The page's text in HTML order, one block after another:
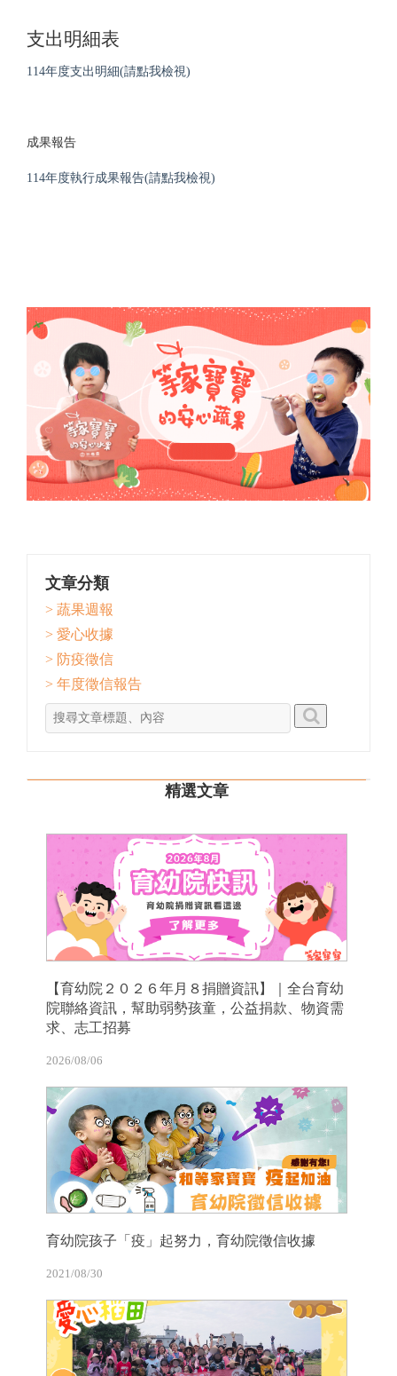
支出明細表
114年度支出明細(請點我檢視)
成果報告
114年度執行成果報告(請點我檢視)
文章分類
> 蔬果週報
> 愛心收據
> 防疫徵信
> 年度徵信報告
精選文章
【育幼院２０２６年月８捐贈資訊】｜全台育幼
院聯絡資訊，幫助弱勢孩童，公益捐款、物資需
求、志工招募
2026/08/06
育幼院孩子「疫」起努力，育幼院徵信收據
2021/08/30